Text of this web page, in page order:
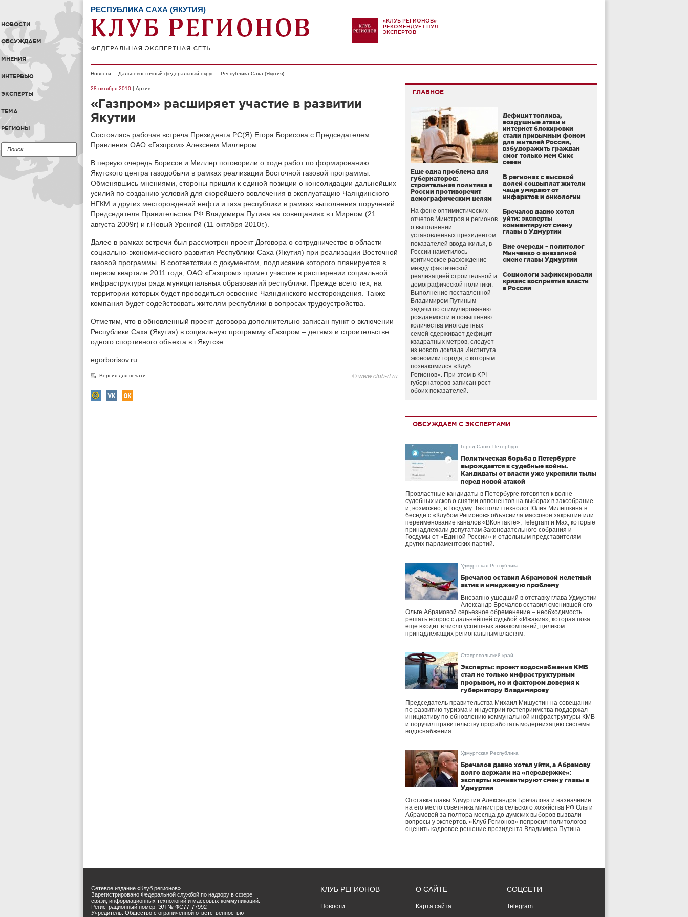
НОВОСТИ
ОБСУЖДАЕМ
МНЕНИЯ
ИНТЕРВЬЮ
ЭКСПЕРТЫ
ТЕМА
РЕГИОНЫ
РЕСПУБЛИКА САХА (ЯКУТИЯ)
«КЛУБ РЕГИОНОВ»
РЕКОМЕНДУЕТ ПУЛ
ЭКСПЕРТОВ
Новости Дальневосточный федеральный округ Республика Саха (Якутия)
28 октября 2010 | Архив
«Газпром» расширяет участие в развитии
Якутии
Состоялась рабочая встреча Президента РС(Я) Егора Борисова с Председателем
Правления ОАО «Газпром» Алексеем Миллером.
В первую очередь Борисов и Миллер поговорили о ходе работ по формированию
Якутского центра газодобычи в рамках реализации Восточной газовой программы.
Обменявшись мнениями, стороны пришли к единой позиции о консолидации дальнейших
усилий по созданию условий для скорейшего вовлечения в эксплуатацию Чаяндинского
НГКМ и других месторождений нефти и газа республики в рамках выполнения поручений
Председателя Правительства РФ Владимира Путина на совещаниях в г.Мирном (21
августа 2009г) и г.Новый Уренгой (11 октября 2010г.).
Далее в рамках встречи был рассмотрен проект Договора о сотрудничестве в области
социально-экономического развития Республики Саха (Якутия) при реализации Восточной
газовой программы. В соответствии с документом, подписание которого планируется в
первом квартале 2011 года, ОАО «Газпром» примет участие в расширении социальной
инфраструктуры ряда муниципальных образований республики. Прежде всего тех, на
территории которых будет проводиться освоение Чаяндинского месторождения. Также
компания будет содействовать жителям республики в вопросах трудоустройства.
Отметим, что в обновленный проект договора дополнительно записан пункт о включении
Республики Саха (Якутия) в социальную программу «Газпром – детям» и строительстве
одного спортивного объекта в г.Якутске.
egorborisov.ru
Версия для печати © www.club-rf.ru
ГЛАВНОЕ
Еще одна проблема для
губернаторов:
строительная политика в
России противоречит
демографическим целям
На фоне оптимистических
отчетов Минстроя и регионов
о выполнении
установленных президентом
показателей ввода жилья, в
России наметилось
критическое расхождение
между фактической
реализацией строительной и
демографической политики.
Выполнение поставленной
Владимиром Путиным
задачи по стимулированию
рождаемости и повышению
количества многодетных
семей сдерживает дефицит
квадратных метров, следует
из нового доклада Института
экономики города, с которым
познакомился «Клуб
Регионов». При этом в KPI
губернаторов записан рост
обоих показателей.
Дефицит топлива,
воздушные атаки и
интернет блокировки
стали привычным фоном
для жителей России,
взбудоражить граждан
смог только мем Сикс
севен
В регионах с высокой
долей соцвыплат жители
чаще умирают от
инфарктов и онкологии
Бречалов давно хотел
уйти: эксперты
комментируют смену
главы в Удмуртии
Вне очереди – политолог
Минченко о внезапной
смене главы Удмуртии
Социологи зафиксировали
кризис восприятия власти
в России
ОБСУЖДАЕМ С ЭКСПЕРТАМИ
Город Санкт-Петербург
Политическая борьба в Петербурге
вырождается в судебные войны.
Кандидаты от власти уже укрепили тылы
перед новой атакой
Провластные кандидаты в Петербурге готовятся к волне
судебных исков о снятии оппонентов на выборах в заксобрание
и, возможно, в Госдуму. Так политтехнолог Юлия Милешкина в
беседе с «Клубом Регионов» объяснила массовое закрытие или
переименование каналов «ВКонтакте», Telegram и Max, которые
принадлежали депутатам Законодательного собрания и
Госдумы от «Единой России» и отдельным представителям
других парламентских партий.
Удмуртская Республика
Бречалов оставил Абрамовой нелетный
актив и имиджевую проблему
Внезапно ушедший в отставку глава Удмуртии
Александр Бречалов оставил сменившей его
Ольге Абрамовой серьезное обременение – необходимость
решать вопрос с дальнейшей судьбой «Ижавиа», которая пока
еще входит в число успешных авиакомпаний, целиком
принадлежащих региональным властям.
Ставропольский край
Эксперты: проект водоснабжения КМВ
стал не только инфраструктурным
прорывом, но и фактором доверия к
губернатору Владимирову
Председатель правительства Михаил Мишустин на совещании
по развитию туризма и индустрии гостеприимства поддержал
инициативу по обновлению коммунальной инфраструктуры КМВ
и поручил правительству проработать модернизацию системы
водоснабжения.
Удмуртская Республика
Бречалов давно хотел уйти, а Абрамову
долго держали на «передержке»:
эксперты комментируют смену главы в
Удмуртии
Отставка главы Удмуртии Александра Бречалова и назначение
на его место советника министра сельского хозяйства РФ Ольги
Абрамовой за полтора месяца до думских выборов вызвали
вопросы у экспертов. «Клуб Регионов» попросил политологов
оценить кадровое решение президента Владимира Путина.
Сетевое издание «Клуб регионов»
Зарегистрировано Федеральной службой по надзору в сфере
связи, информационных технологий и массовых коммуникаций.
Регистрационный номер: ЭЛ № ФС77-77992
Учредитель: Общество с ограниченной ответственностью
КЛУБ РЕГИОНОВ
Новости
О САЙТЕ
Карта сайта
СОЦСЕТИ
Telegram